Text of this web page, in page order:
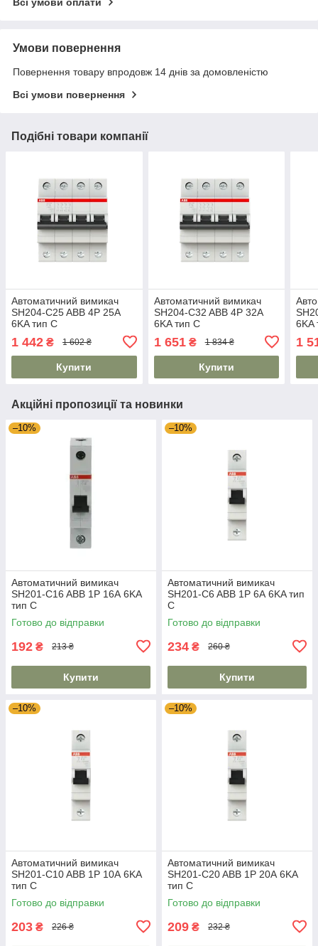
Всі умови оплати
Умови повернення
Повернення товару впродовж 14 днів за домовленістю
Всі умови повернення
Подібні товари компанії
Автоматичний вимикач
SH204-C25 ABB 4P 25А
6KA тип C
1 442 ₴ 1 602 ₴
Купити
Автоматичний вимикач
SH204-C32 ABB 4P 32А
6KA тип C
1 651₴ 1 834 ₴
Купити
6KA
1
Акційні пропозиції та новинки
–10%
Автоматичний вимикач
SH201-C16 ABB 1P 16А 6KA
тип C
Готово до відправки
192 ₴ 213 ₴
Купити
–10%
Автоматичний вимикач
SH201-C6 ABB 1P 6А 6KA тип
C
Готово до відправки
234 ₴ 260 ₴
Купити
–10%
Автоматичний вимикач
SH201-C10 ABB 1P 10А 6KA
тип C
Готово до відправки
203 ₴ 226 ₴
–10%
Автоматичний вимикач
SH201-C20 ABB 1P 20А 6KA
тип C
Готово до відправки
209 ₴ 232 ₴